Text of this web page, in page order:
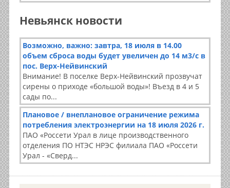
Невьянск новости
Возможно, важно: завтра, 18 июля в 14.00
объем сброса воды будет увеличен до 14 м3/с в
пос. Верх-Нейвинский
Внимание! В поселке Верх-Нейвинский прозвучат
сирены о приходе «большой воды»! Въезд в 4 и 5
сады по...
Плановое / внеплановое ограничение режима
потребления электроэнергии на 18 июля 2026 г.
ПАО «Россети Урал в лице производственного
отделения ПО НТЭС НРЭС филиала ПАО «Россети
Урал - «Сверд...